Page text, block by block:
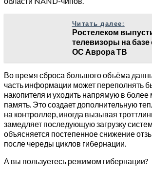
Читать далее:
Ростелеком
телевизоры на
ОС Аврора ТВ
Во время сброса большого объёма
часть информации может переполнять
накопителя и уходить напрямую в
память. Это создает дополнительную
на контроллер, иногда вызывая
замедляет последующую загрузку
объясняется постепенное снижение
после череды циклов гибернации.
А вы пользуетесь режимом гибернации?